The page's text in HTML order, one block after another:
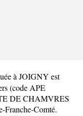
à JOIGNY est
(code APE
DE CHAMVRES
Franche-Comté.